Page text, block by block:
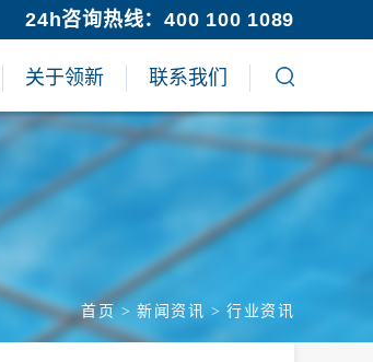
24h咨询热线：400 100 1089
关于领新 联系我们
首页 > 新闻资讯 > 行业资讯